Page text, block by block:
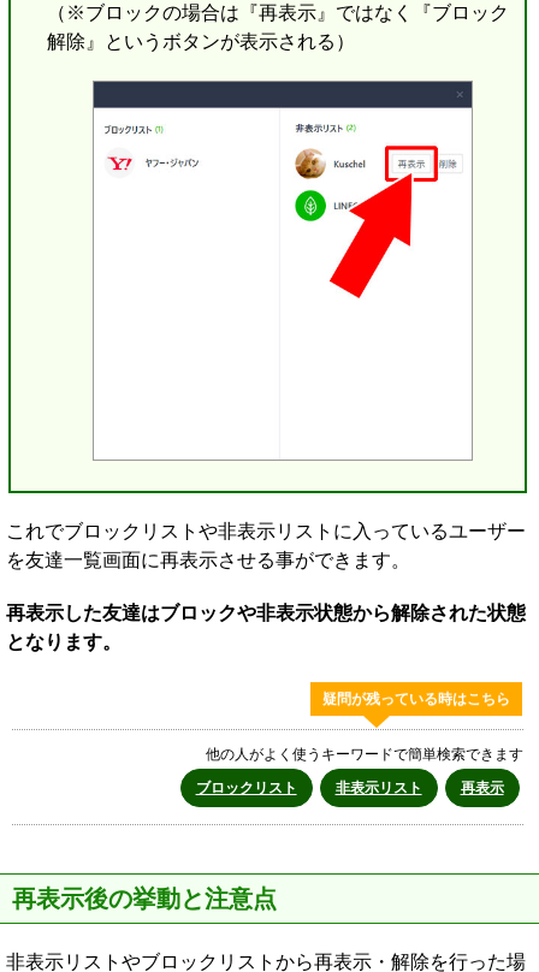
（※ブロックの場合は『再表示』ではなく『ブロック
解除』というボタンが表示される）
これでブロックリストや非表示リストに入っているユーザー
を友達一覧画面に再表示させる事ができます。
再表示した友達はブロックや非表示状態から解除された状態
となります。
疑問が残っている時はこちら
他の人がよく使うキーワードで簡単検索できます
ブロックリスト
非表示リスト 再表示
再表示後の挙動と注意点
非表示リストやブロックリストから再表示・解除を行った場